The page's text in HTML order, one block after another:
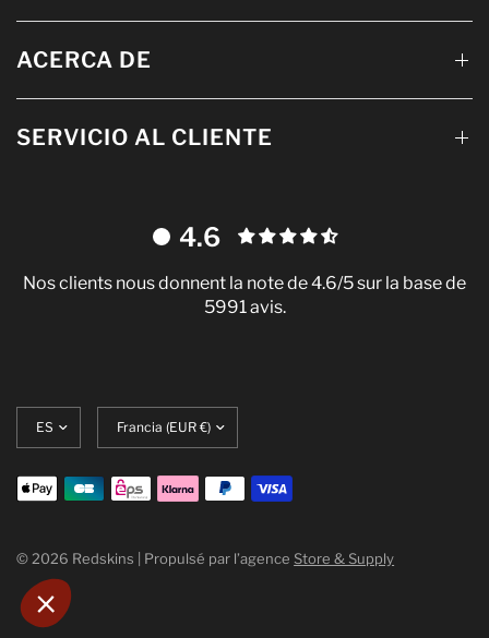
ACERCA DE
SERVICIO AL CLIENTE
4.6
Nos clients nous donnent la note de 4.6/5 sur la base de
5991 avis.
© 2026 Redskins | Propulsé par l’agence Store & Supply
mesurer notre audience, entretenir
par